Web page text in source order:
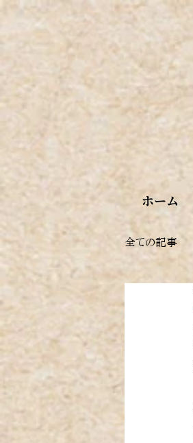
ホーム
全ての記事